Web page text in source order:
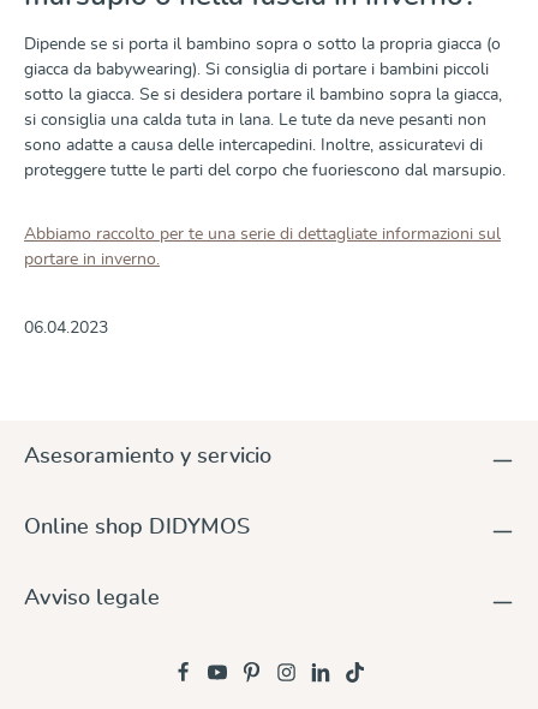
Dipende se si porta il bambino sopra o sotto la propria giacca (o
giacca da babywearing). Si consiglia di portare i bambini piccoli
sotto la giacca. Se si desidera portare il bambino sopra la giacca,
si consiglia una calda tuta in lana. Le tute da neve pesanti non
sono adatte a causa delle intercapedini. Inoltre, assicuratevi di
proteggere tutte le parti del corpo che fuoriescono dal marsupio.
Abbiamo raccolto per te una serie di dettagliate informazioni sul
portare in inverno.
06.04.2023
Asesoramiento y servicio
Online shop DIDYMOS
Avviso legale